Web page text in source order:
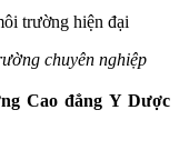
chuyên nghiệp
Cao đẳng Y Dược